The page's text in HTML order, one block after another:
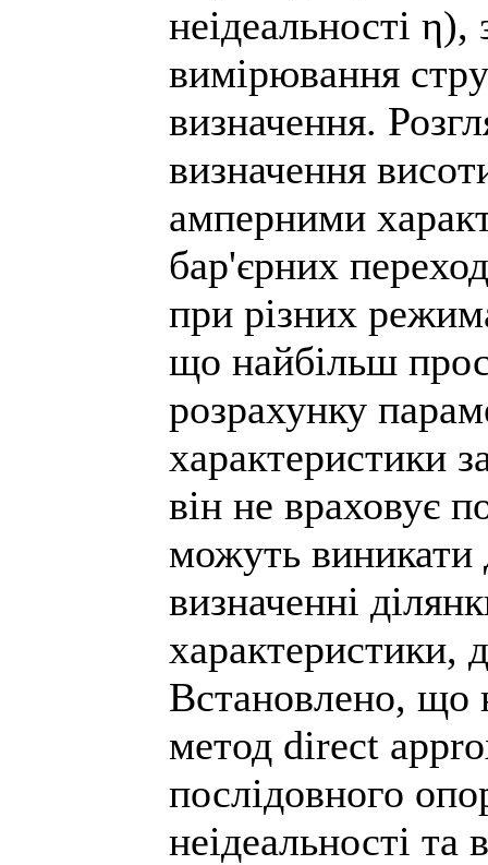
неідеальності η),
вимірювання
визначення.
визначення
амперними
бар'єрних
при різних
що найбільш
розрахунку
характеристики
він не враховує
можуть виникати
визначенні
характеристики,
Встановлено, що
метод direct
послідовного
неідеальності